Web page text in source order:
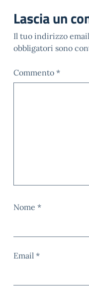
Lascia un
Il tuo indirizzo
obbligatori sono
Commento *
Nome *
Email *